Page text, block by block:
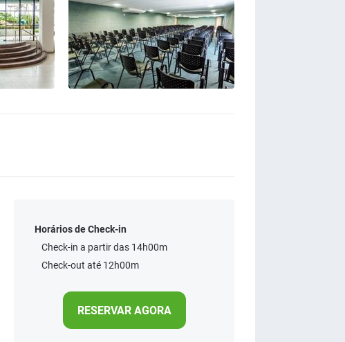
Horários de Check-in
Check-in a partir das 14h00m
Check-out até 12h00m
RESERVAR AGORA